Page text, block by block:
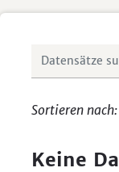
Sortieren nach
Keine